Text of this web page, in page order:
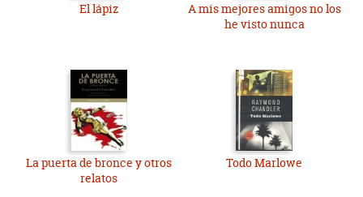
El lápiz
A mis mejores amigos no los
he visto nunca
La puerta de bronce y otros
relatos
Todo Marlowe